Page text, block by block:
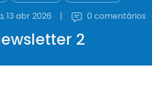
13 abr 2026 | 0 comentários
2